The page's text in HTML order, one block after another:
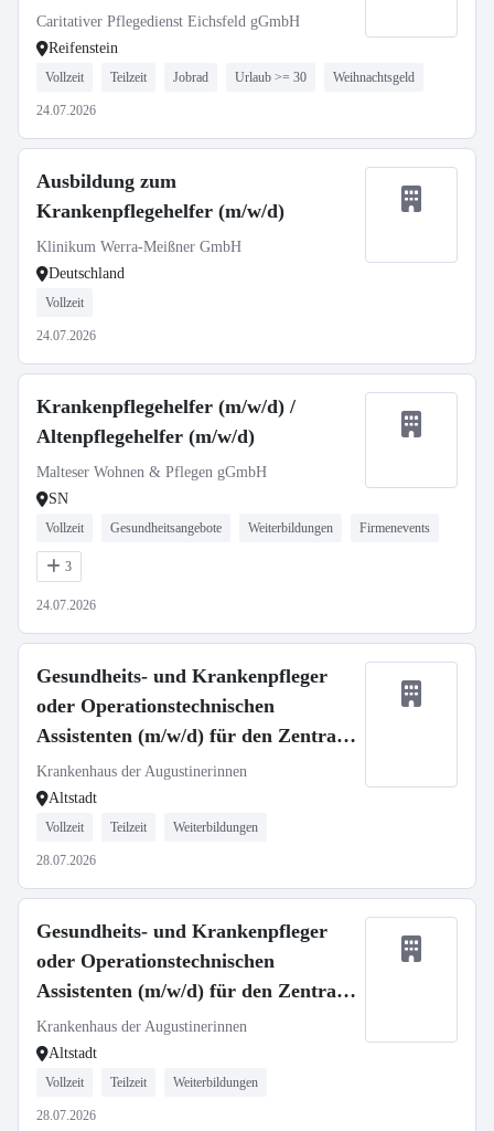
Caritativer Pflegedienst Eichsfeld gGmbH
Reifenstein
Vollzeit Teilzeit Jobrad Urlaub >= 30 Weihnachtsgeld
24.07.2026
Ausbildung zum
Krankenpflegehelfer (m/w/d)
Klinikum Werra-Meißner GmbH
Deutschland
Vollzeit
24.07.2026
Krankenpflegehelfer (m/w/d) /
Altenpflegehelfer (m/w/d)
Malteser Wohnen & Pflegen gGmbH
SN
Vollzeit Gesundheitsangebote Weiterbildungen Firmenevents
3
24.07.2026
Gesundheits- und Krankenpfleger
oder Operationstechnischen
Assistenten (m/w/d) für den Zentral
OP - Neuaufbau unserer Spätdienste
Krankenhaus der Augustinerinnen
Altstadt
Vollzeit Teilzeit Weiterbildungen
28.07.2026
Gesundheits- und Krankenpfleger
oder Operationstechnischen
Assistenten (m/w/d) für den Zentral
OP - Neuaufbau unserer Flexidienste
Krankenhaus der Augustinerinnen
Altstadt
Vollzeit Teilzeit Weiterbildungen
28.07.2026